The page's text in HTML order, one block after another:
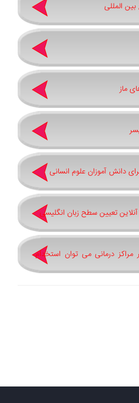
المللی
ماز
دانش آموزان علوم انسانی
تعیین سطح زبان انگلیسی
درمانی می توان استخدام